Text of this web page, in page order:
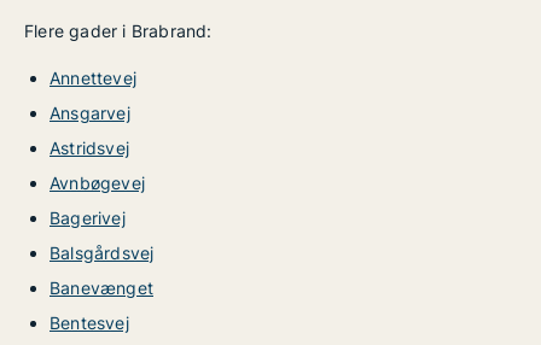
Flere gader i Brabrand:
Annettevej
Ansgarvej
Astridsvej
Avnbøgevej
Bagerivej
Balsgårdsvej
Banevænget
Bentesvej